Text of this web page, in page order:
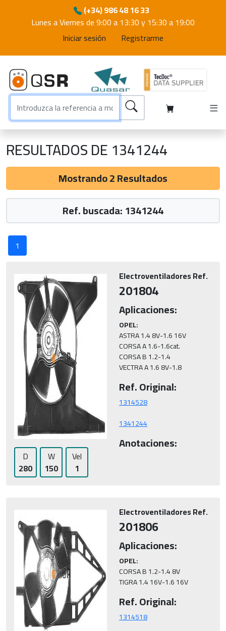
(+34) 986 48 16 33
Lunes a Viernes de 9:00 a 13:30 y 15:30 a 19:00
Iniciar sesión
Registrarme
RESULTADOS DE 1341244
Mostrando 2 Resultados
Ref. buscada: 1341244
1
D
280
W
150
Vel
1
Electroventiladores Ref.
201804
Aplicaciones:
OPEL:
ASTRA 1.4 8V-1.6 16V
CORSA A 1.6-1.6cat.
CORSA B 1.2-1.4
VECTRA A 1.6 8V-1.8
Ref. Original:
1341244
Anotaciones:
Electroventiladores Ref.
201806
Aplicaciones:
OPEL:
CORSA B 1.2-1.4 8V
TIGRA 1.4 16V-1.6 16V
Ref. Original: